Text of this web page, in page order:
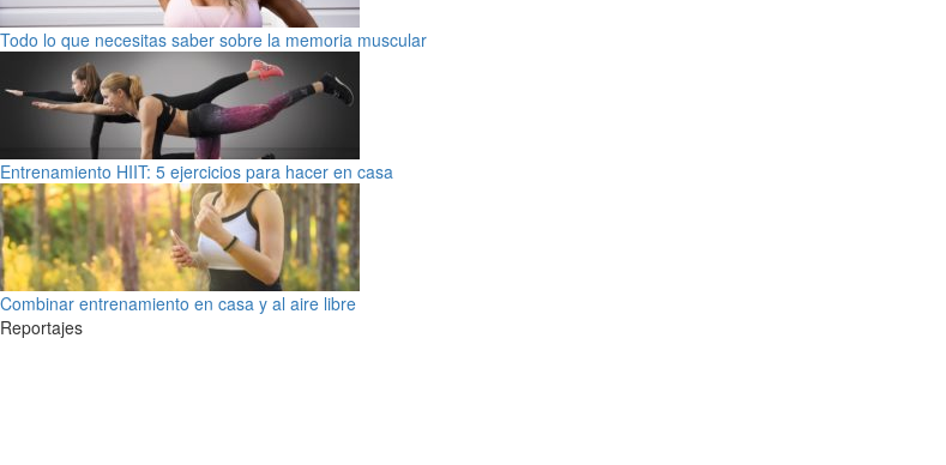
Todo lo que necesitas saber sobre la memoria muscular
Entrenamiento HIIT: 5 ejercicios para hacer en casa
Combinar entrenamiento en casa y al aire libre
Reportajes